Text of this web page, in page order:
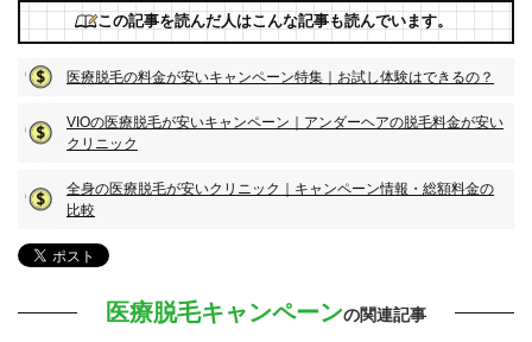
この記事を読んだ人はこんな記事も読んでいます。
医療脱毛の料金が安いキャンペーン特集｜お試し体験はできるの？
VIOの医療脱毛が安いキャンペーン｜アンダーヘアの脱毛料金が安い
クリニック
全身の医療脱毛が安いクリニック｜キャンペーン情報・総額料金の
比較
医療脱毛キャンペーンの関連記事